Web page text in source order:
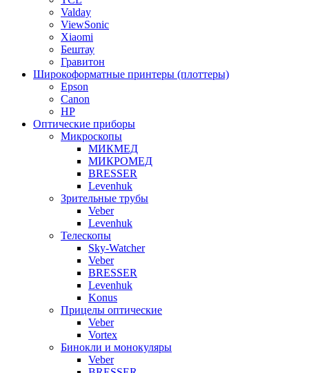
Valday
ViewSonic
Xiaomi
Бештау
Гравитон
Широкоформатные принтеры (плоттеры)
Epson
Canon
HP
Оптические приборы
Микроскопы
МИКМЕД
МИКРОМЕД
BRESSER
Levenhuk
Зрительные трубы
Veber
Levenhuk
Телескопы
Sky-Watcher
Veber
BRESSER
Levenhuk
Konus
Прицелы оптические
Veber
Vortex
Бинокли и монокуляры
Veber